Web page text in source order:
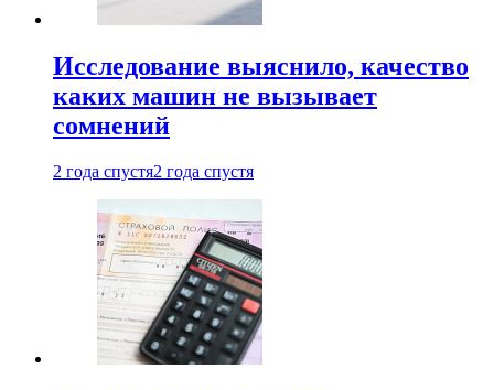
Исследование выяснило, качество
каких машин не вызывает
сомнений
2 года спустя2 года спустя